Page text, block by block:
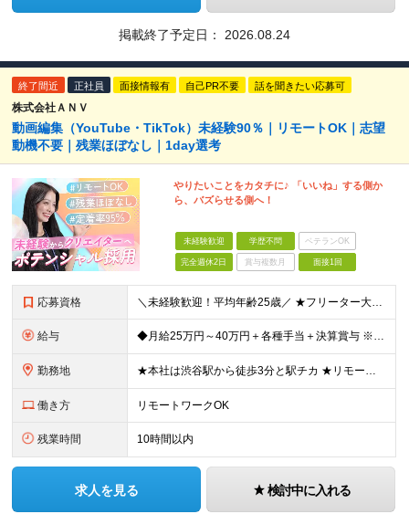
掲載終了予定日： 2026.08.24
終了間近 正社員 面接情報有 自己PR不要 話を聞きたい応募可
株式会社ＡＮＶ
動画編集（YouTube・TikTok）未経験90％｜リモートOK｜志望
動機不要｜残業ほぼなし｜1day選考
やりたいことをカタチに♪ 「いいね」する側か
ら、バズらせる側へ！
未経験歓迎 学歴不問 ベテランOK
完全週休2日 賞与複数月 面接1回
応募資格 ＼未経験歓迎！平均年齢25歳／ ★フリーター大歓迎 ★第二新卒歓迎 ★学歴不問 ＼100％ポテンシャル採用を実施！／ マーケティングの知識や特別なスキルは一切問いません。 実際、今活躍している先輩も
給与 ◆月給25万円～40万円＋各種手当＋決算賞与 ※経験・能力を考慮の上、決定します。 ※上記金額には固定残業代（22時間分／3万5200円～）を含む。 超過分は別途全額支給。 ★残業は社員平均月10
勤務地 ★本社は渋谷駅から徒歩3分と駅チカ ★リモートワークOK！ ★転勤はありません ★U・Iターン歓迎！ 【本社】 東京都渋谷区渋谷3-6-3 渋谷363清水ビル7F (変更の範囲)上記を除く当社関連
働き方 リモートワークOK
残業時間 10時間以内
求人を見る 検討中に入れる